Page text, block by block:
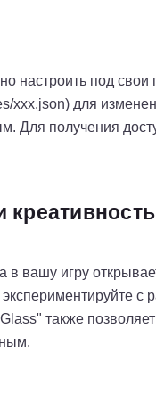
настроить под
xxx.json) для
Для получения
креативность
в вашу игру
также